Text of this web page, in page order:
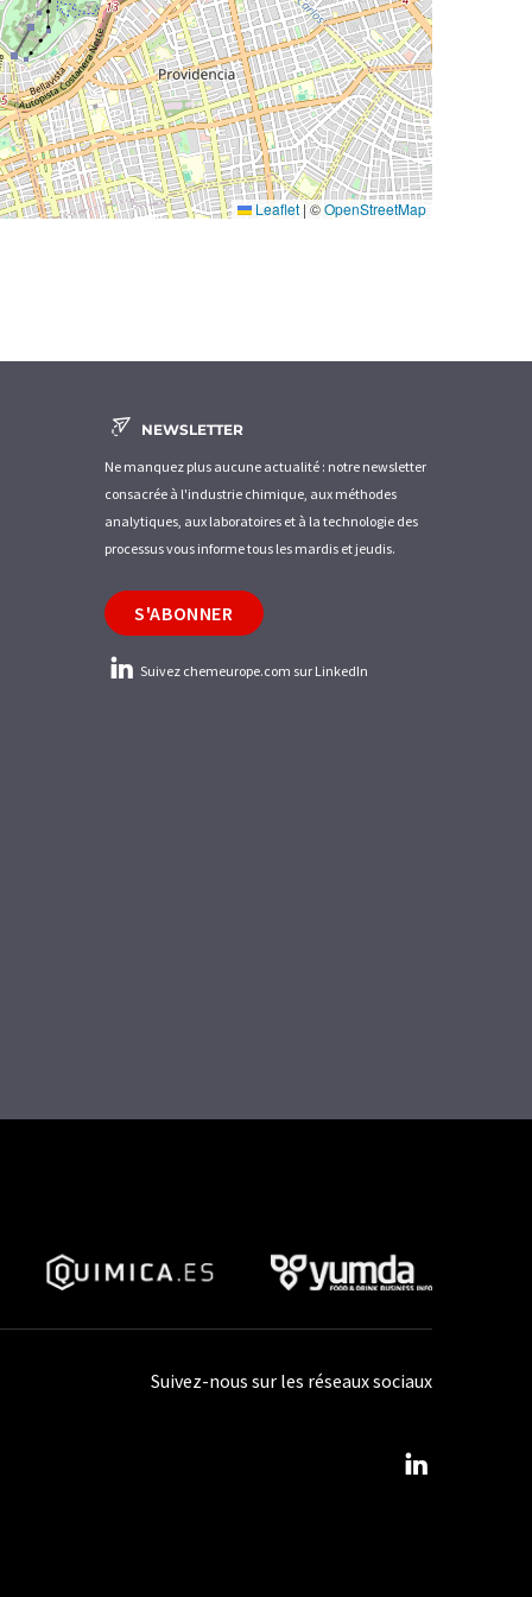
Leaflet |©OpenStreetMap
NEWSLETTER
Ne manquez plus aucune actualité : notre newsletter
consacrée à l'industrie chimique, aux méthodes
analytiques, aux laboratoires et à la technologie des
processus vous informe tous les mardis et jeudis.
S'ABONNER
Suivez chemeurope.com sur LinkedIn
Suivez-nous sur les réseaux sociaux